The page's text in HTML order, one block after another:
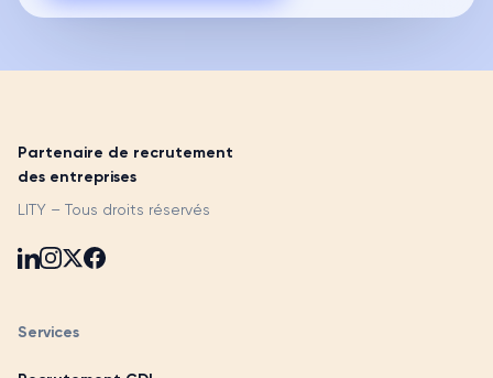
Partenaire de recrutement
des entreprises
LITY – Tous droits réservés
Services